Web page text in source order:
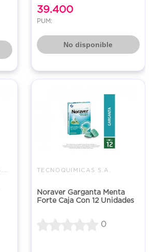
39.400
PUM:
No disponible
TECNOQUIMICAS S.A.
Noraver Garganta Menta
Forte Caja Con 12 Unidades
0